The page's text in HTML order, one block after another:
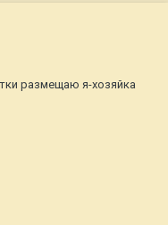
размещаю я-хозяйка